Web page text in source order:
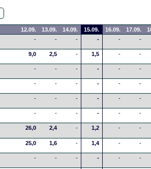
12.09. 13.09. 14.09. 15.09. 16.09. 17.09.
- - - - - -
9,0 2,5 - 1,5 - -
- - - - - -
- - - - - -
- - - - - -
- - - - - -
26,0 2,4 - 1,2 - -
25,0 1,6 - 1,4 - -
- - - - - -